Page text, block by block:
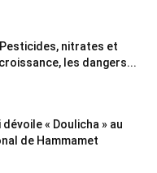
nitrates et
les dangers...
« Doulicha » au
de Hammamet